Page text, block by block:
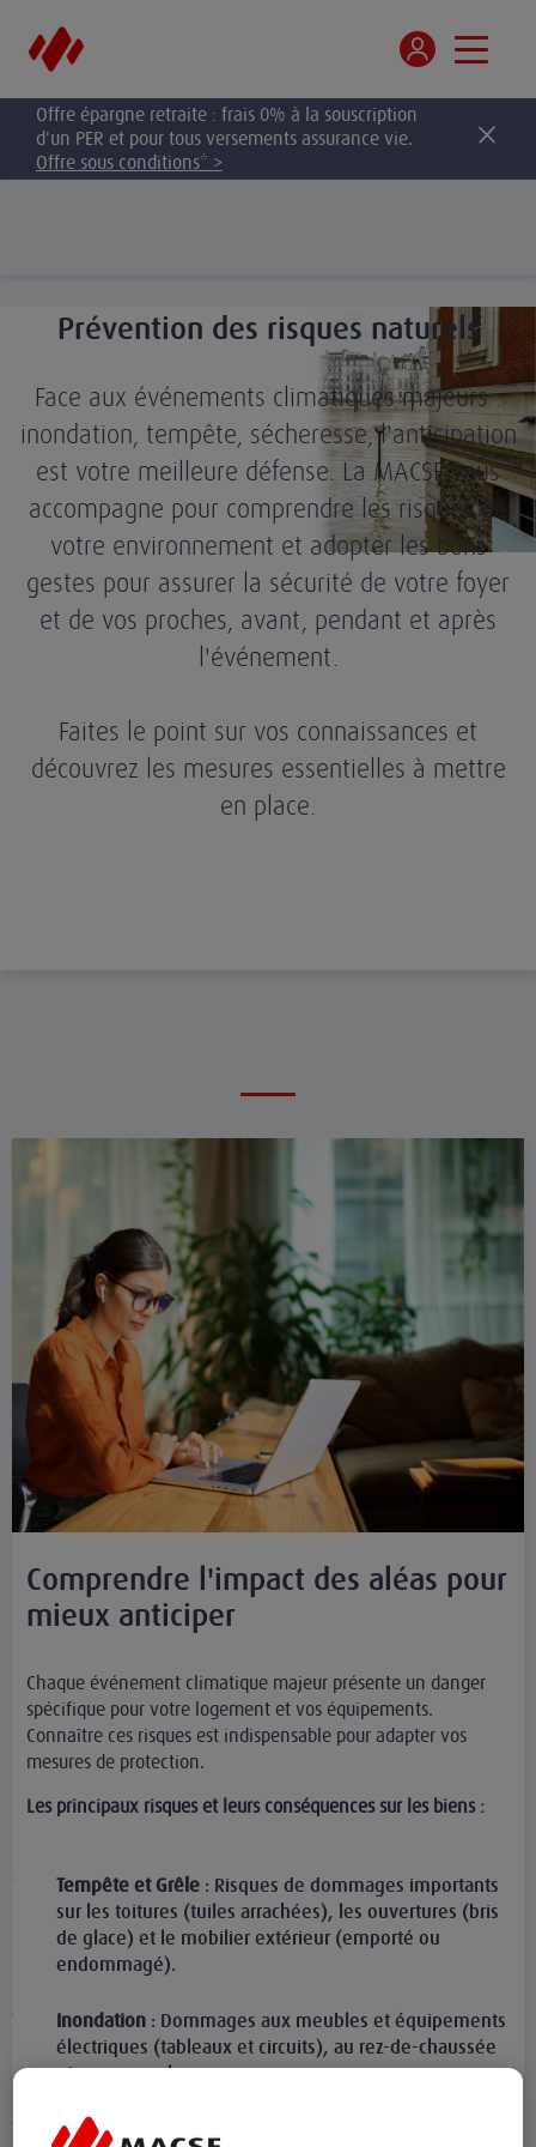
Offre épargne retraite : frais 0% à la souscription
d'un PER et pour tous versements assurance vie.
Offre sous conditions* >
Prévention des risques naturels
Face aux événements climatiques majeurs :
inondation, tempête, sécheresse, l'anticipation
est votre meilleure défense. La MACSF vous
accompagne pour comprendre les risques de
votre environnement et adopter les bons
gestes pour assurer la sécurité de votre foyer
et de vos proches, avant, pendant et après
l'événement.
Faites le point sur vos connaissances et
découvrez les mesures essentielles à mettre
en place.
Comprendre l'impact des aléas pour
mieux anticiper
Chaque événement climatique majeur présente un danger
spécifique pour votre logement et vos équipements.
Connaître ces risques est indispensable pour adapter vos
mesures de protection.
Les principaux risques et leurs conséquences sur les biens :
Tempête et Grêle : Risques de dommages importants
sur les toitures (tuiles arrachées), les ouvertures (bris
de glace) et le mobilier extérieur (emporté ou
endommagé).
Inondation : Dommages aux meubles et équipements
électriques (tableaux et circuits), au rez-de-chaussée
et au sous-sol.
Sécheresse (RGA)